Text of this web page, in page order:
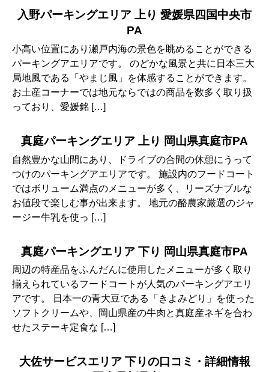
入野パーキングエリア 上り 愛媛県四国中央市
PA
小高い位置にあり瀬戸内海の景色を眺めることができる
パーキングアエリアです。 のどかな風景と共に日本三大
局地風である「やまじ風」を体感することができます。
お土産コーナーでは地元ならではの商品を数多く取り扱
っており、愛媛銘 […]
真庭パーキングエリア 上り 岡山県真庭市PA
自然豊かな山間にあり、ドライブの合間の休憩にうって
つけのパーキングアエリアです。 施設内のフードコート
ではボリューム満点のメニューが多く、リーズナブルな
お値段で楽しむ事が出来ます。 地元の酪農家厳選のジャ
ージー牛乳を使っ […]
真庭パーキングエリア 下り 岡山県真庭市PA
周辺の特産品をふんだんに使用したメニューが多く取り
揃えられているフードコートが人気のパーキングアエリ
アです。 日本一の青大豆である「きよみどり」を使った
ソフトクリームや、岡山県産の牛肉と真庭産ネギを合わ
せたステーキ定食な […]
大佐サービスエリア 下りの口コミ・詳細情報